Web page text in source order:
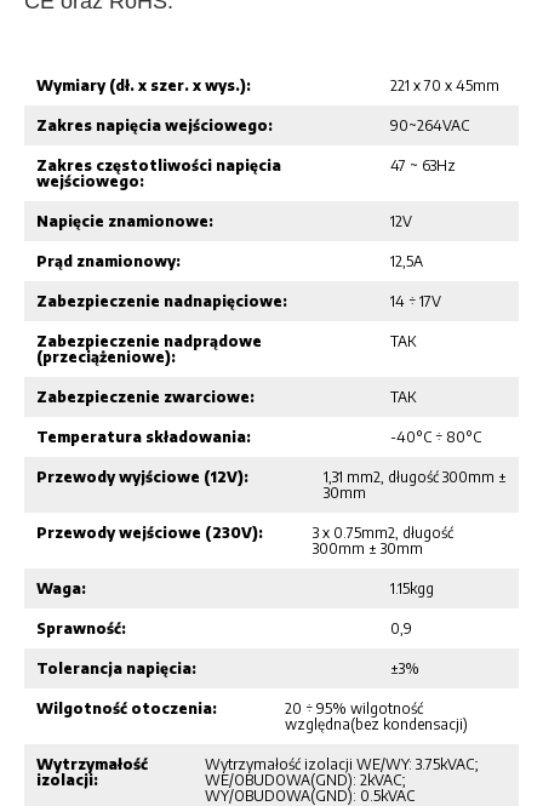
Wymiary (dł. x szer. x wys.): 221 x 70 x 45mm
Zakres napięcia wejściowego: 90~264VAC
Zakres częstotliwości napięcia
wejściowego:
47 ~ 63Hz
Napięcie znamionowe: 12V
Prąd znamionowy: 12,5A
Zabezpieczenie nadnapięciowe: 14 ÷ 17V
Zabezpieczenie nadprądowe
(przeciążeniowe):
TAK
Zabezpieczenie zwarciowe: TAK
Temperatura składowania: -40°C ÷ 80°C
Przewody wyjściowe (12V):
1,31 mm2, długość 300mm ±
30mm
Przewody wejściowe (230V):
3 x 0.75mm2, długość
300mm ± 30mm
Waga: 1.15kgg
Sprawność: 0,9
Tolerancja napięcia: ±3%
Wilgotność otoczenia:
20 ÷ 95% wilgotność
względna(bez kondensacji)
Wytrzymałość
izolacji:
Wytrzymałość izolacji WE/WY: 3.75kVAC;
WE/OBUDOWA(GND): 2kVAC;
WY/OBUDOWA(GND): 0.5kVAC